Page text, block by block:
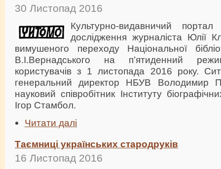
30 Листопад 2016
Культурно-видавничий
дослідження журналіста Юлії
вимушеного переходу Національної
В.І.Вернадського на п’ятиденний
користувачів з 1 листопада 2016 року.
генеральний директор НБУВ Володимир
науковий співробітник Інституту
Ігор Стамбол.
Читати далі
Таємниці українських стародруків
16 Листопад 2016